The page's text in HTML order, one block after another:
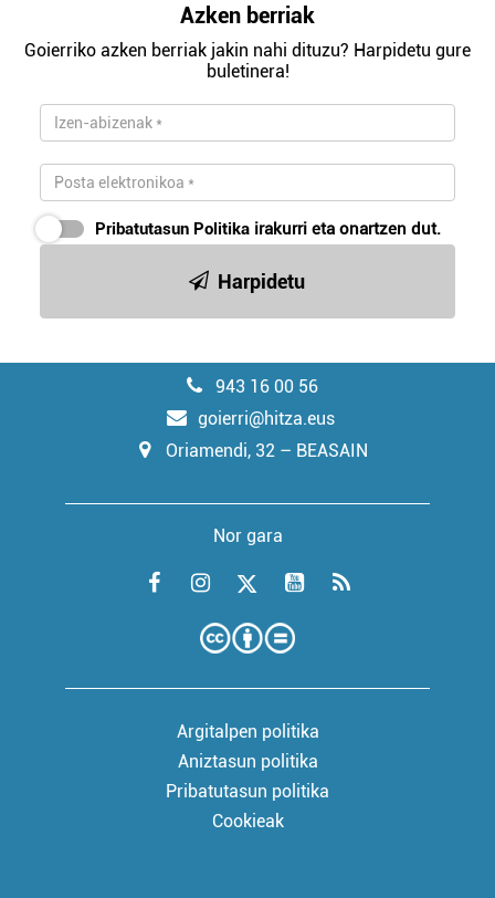
Azken berriak
Goierriko azken berriak jakin nahi dituzu? Harpidetu gure
buletinera!
Pribatutasun Politika irakurri eta onartzen dut.
Harpidetu
943 16 00 56
goierri@hitza.eus
Oriamendi, 32 – BEASAIN
Nor gara
Argitalpen politika
Aniztasun politika
Pribatutasun politika
Cookieak